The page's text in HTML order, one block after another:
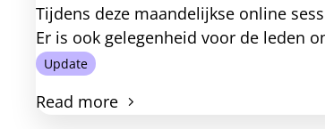
Tijdens deze maandelijkse online
Er is ook gelegenheid voor de leden
Update
Read more